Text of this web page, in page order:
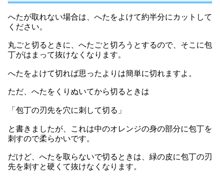
へたが取れない場合は、へたをよけて約半分にカットして
ください。
丸ごと切るときに、へたごと切ろうとするので、そこに包
丁がはまって抜けなくなります。
へたをよけて切れば思ったよりは簡単に切れますよ。
ただ、へたをくりぬいてから切るときは
「包丁の刃先を穴に刺して切る」
と書きましたが、これは中のオレンジの身の部分に包丁を
刺すので柔らかいです。
だけど、へたを取らないで切るときは、緑の皮に包丁の刃
先を刺すと硬くて抜けなくなります。